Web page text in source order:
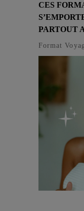
CES
PARTOUT
Format